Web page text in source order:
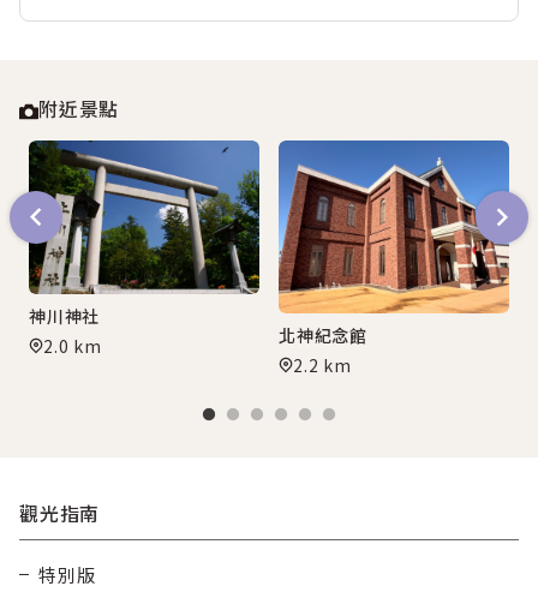
附近景點
神川神社
2.0 km
北神紀念館
2.2 km
觀光指南
特別版